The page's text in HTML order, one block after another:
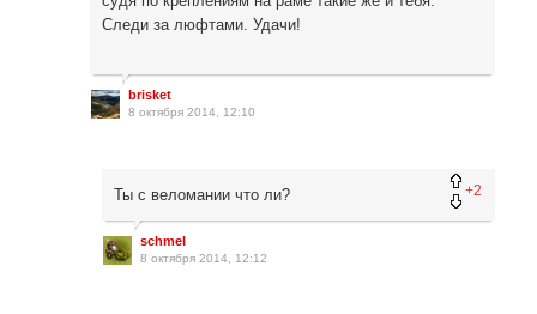
Следи за люфтами. Удачи!
brisket
8 октября 2014, 12:10
+2
Ты с веломании что ли?
schmel
8 октября 2014, 12:12